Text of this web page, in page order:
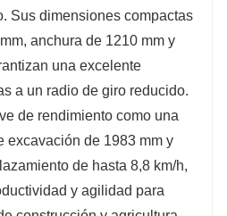
Sus dimensiones compactas
anchura de 1210 mm y
una excelente
a un radio de giro reducido.
de rendimiento como una
excavación de 1983 mm y
de hasta 8,8 km/h,
y agilidad para